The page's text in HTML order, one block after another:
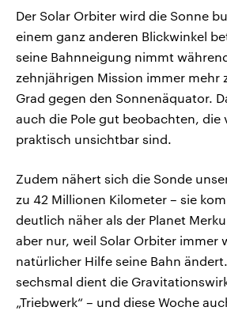
Der Solar Orbiter wird die Sonne
einem ganz anderen Blickwinkel
seine Bahnneigung nimmt
zehnjährigen Mission immer mehr
Grad gegen den Sonnenäquator.
auch die Pole gut beobachten, die
praktisch unsichtbar sind.
Zudem nähert sich die Sonde
zu 42 Millionen Kilometer – sie
deutlich näher als der Planet
aber nur, weil Solar Orbiter immer
natürlicher Hilfe seine Bahn
sechsmal dient die
„Triebwerk“ – und diese Woche